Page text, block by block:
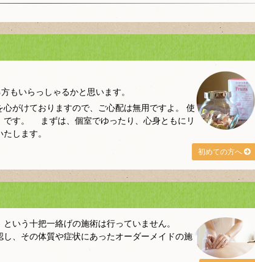
もいらっしゃるかと思います。
がけておりますので、ご心配は無用ですよ。 使
です。 まずは、個室でゆったり、心身ともにリ
します。
初めての方へ
いう十把一絡げの施術は行っていません。
、その体質や症状にあったオーダーメイドの施